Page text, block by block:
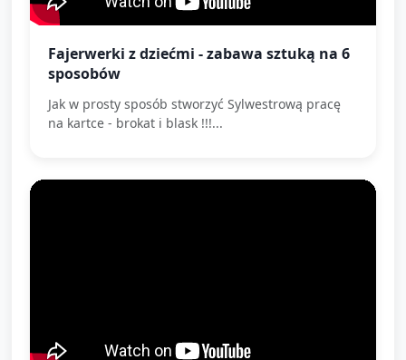
Fajerwerki z dziećmi - zabawa sztuką na 6
sposobów
Jak w prosty sposób stworzyć Sylwestrową pracę
na kartce - brokat i blask !!!...